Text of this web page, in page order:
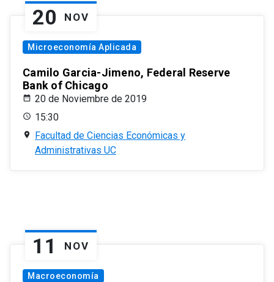
20 NOV
Microeconomía Aplicada
Camilo Garcia-Jimeno, Federal Reserve
Bank of Chicago
20 de Noviembre de 2019
15:30
Facultad de Ciencias Económicas y
Administrativas UC
11 NOV
Macroeconomía